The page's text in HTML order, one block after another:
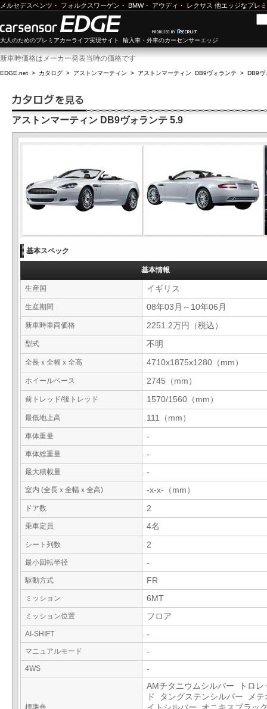
メルセデスベンツ ・ フォルクスワーゲン ・ BMW・ アウディ ・ レクサス 他エッジなプレ
大人のためのプレミアカーライフ実現サイト 輸入車・外車のカーセンサーエッジ
新車時価格はメーカー発表当時の価格です
EDGE.net > カタログ > アストンマーティン > アストンマーティン DB9ヴォランテ > DB9ヴ
アストンマーティン DB9ヴォランテ 5.9
基本スペック
基本情報
生産国 イギリス
生産期間 08年03月～10年06月
新車時車両価格 2251.2万円（税込）
型式 不明
全長ｘ全幅ｘ全高 4710x1875x1280（mm）
ホイールベース 2745（mm）
前トレッド/後トレッド 1570/1560（mm）
最低地上高 111（mm）
車体重量 -
車体総重量 -
最大積載量 -
室内 (全長ｘ全幅ｘ全高) -x-x-（mm）
ドア数 2
乗車定員 4名
シート列数 2
最小回転半径 -
駆動方式 FR
ミッション 6MT
ミッション位置 フロア
AI-SHIFT -
マニュアルモード -
4WS -
標準色
AMチタニウムシルバー トロレ
ド タングステンシルバー メテ